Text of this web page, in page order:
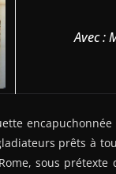
Avec :
prêts à
sous